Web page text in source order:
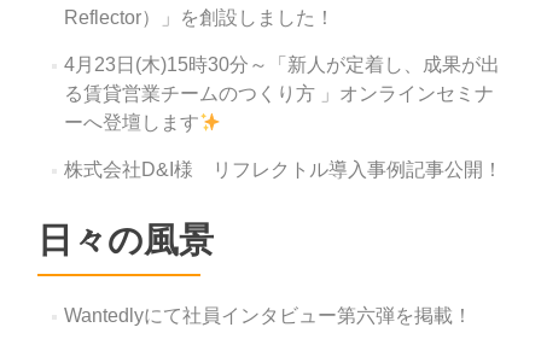
Reflector）」を創設しました！
4月23日(木)15時30分～「新人が定着し、成果が出
る賃貸営業チームのつくり方 」オンラインセミナ
ーへ登壇します
株式会社D&I様 リフレクトル導入事例記事公開！
日々の風景
Wantedlyにて社員インタビュー第六弾を掲載！